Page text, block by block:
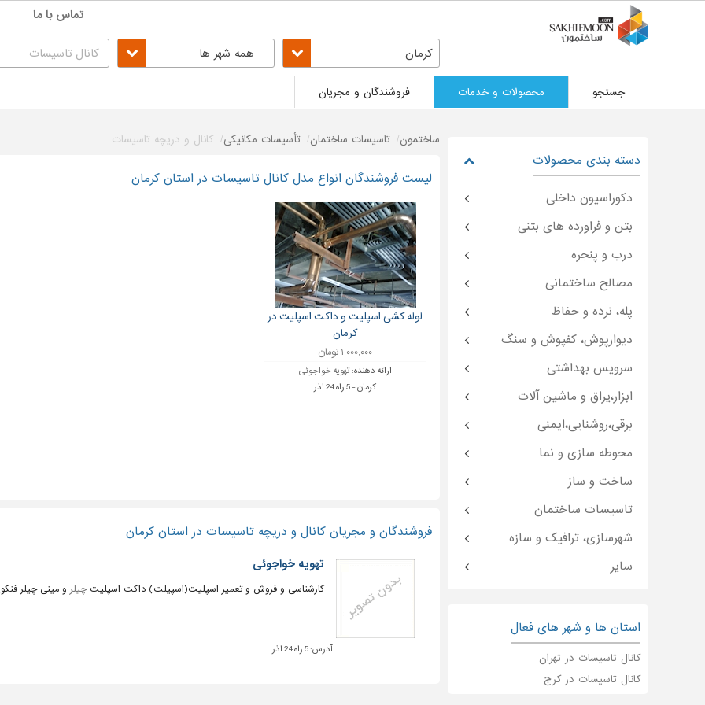
تماس با ما
کرمان -- همه شهر ها --
جستجو محصولات و خدمات فروشندگان و مجریان
ساختمون تاسیسات ساختمان تأسیسات مکانیکی کانال و دریچه تاسیسات
لیست فروشندگان انواع مدل کانال تاسیسات در استان کرمان
لوله کشی اسپلیت و داکت اسپلیت در
کرمان
۱,۰۰۰,۰۰۰ تومان
ارائه دهنده: تهویه خواجوئی
کرمان - 5 راه 24 اذر
فروشندگان و مجریان کانال و دریچه تاسیسات در استان کرمان
تهویه خواجوئی
کارشناسی و فروش و تعمیر اسپلیت(اسپیلت) داکت اسپلیتچیلر و مینی چیلر
آدرس:5 راه 24 اذر
دسته بندی محصولات
دکوراسیون داخلی
بتن و فراورده های بتنی
درب و پنجره
مصالح ساختمانی
پله، نرده و حفاظ
دیوارپوش، کفپوش و سنگ
سرویس بهداشتی
ابزار،یراق و ماشین آلات
برقی،روشنایی،ایمنی
محوطه سازی و نما
ساخت و ساز
تاسیسات ساختمان
شهرسازی، ترافیک و سازه
سایر
استان ها و شهر های فعال
کانال تاسیسات در تهران
کانال تاسیسات در کرج